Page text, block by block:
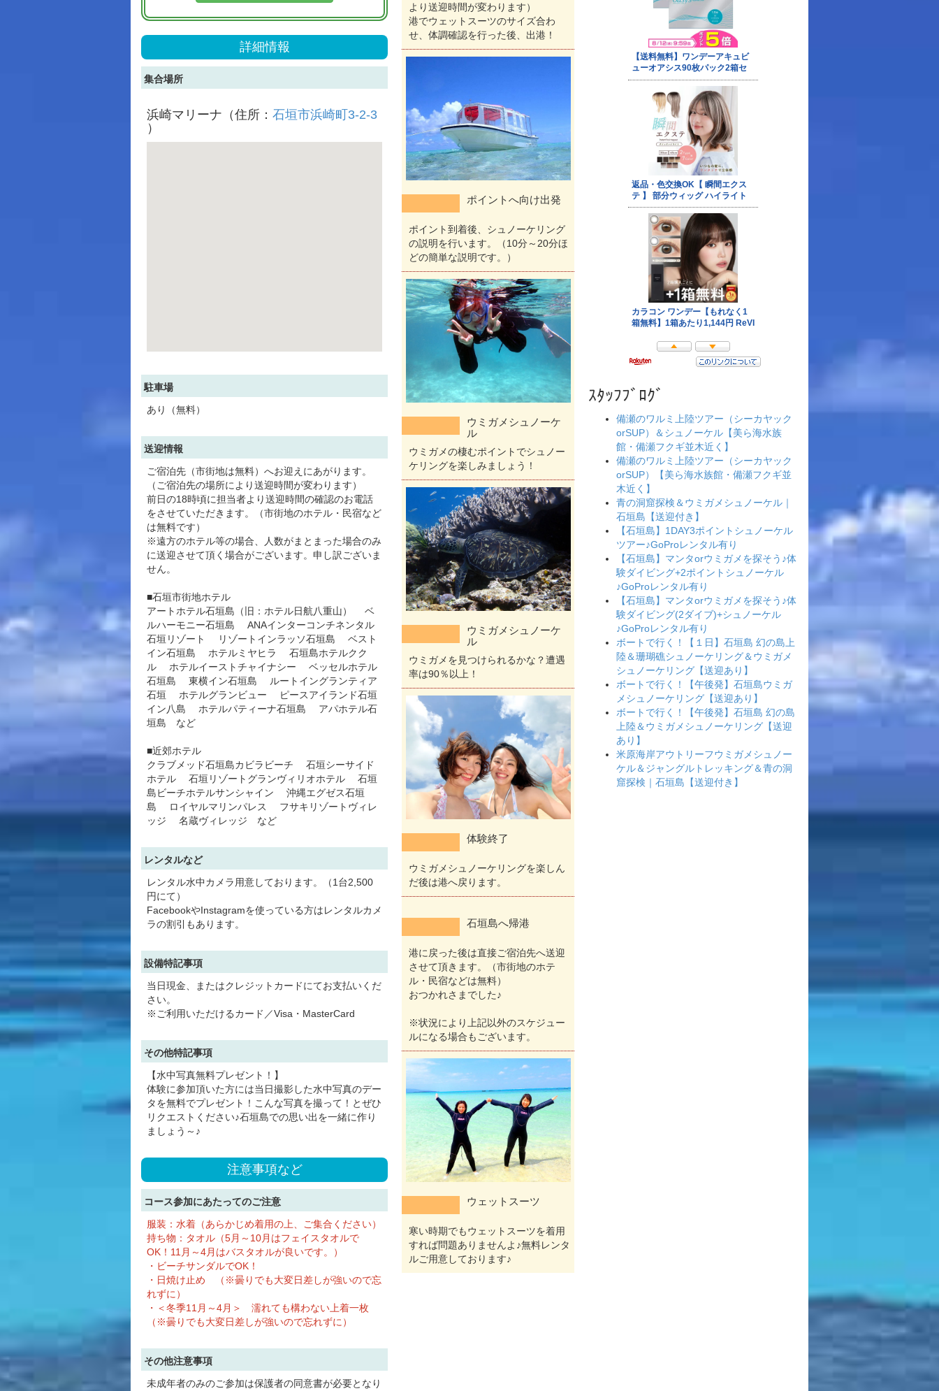
詳細情報
集合場所
浜崎マリーナ（住所： 石垣市浜崎町3-2-3
）
駐車場
あり（無料）
送迎情報
ご宿泊先（市街地は無料）へお迎えにあがります。
（ご宿泊先の場所により送迎時間が変わります）
前日の18時頃に担当者より送迎時間の確認のお電話
をさせていただきます。（市街地のホテル・民宿など
は無料です）
※遠方のホテル等の場合、人数がまとまった場合のみ
に送迎させて頂く場合がございます。申し訳ございま
せん。
■石垣市街地ホテル
アートホテル石垣島（旧：ホテル日航八重山） ベ
ルハーモニー石垣島 ANAインターコンチネンタル
石垣リゾート リゾートインラッソ石垣島 ベスト
イン石垣島 ホテルミヤヒラ 石垣島ホテルクク
ル ホテルイーストチャイナシー ベッセルホテル
石垣島 東横イン石垣島 ルートイングランティア
石垣 ホテルグランビュー ピースアイランド石垣
イン八島 ホテルパティーナ石垣島 アパホテル石
垣島 など
■近郊ホテル
クラブメッド石垣島カビラビーチ 石垣シーサイド
ホテル 石垣リゾートグランヴィリオホテル 石垣
島ビーチホテルサンシャイン 沖縄エグゼス石垣
島 ロイヤルマリンパレス フサキリゾートヴィレ
ッジ 名蔵ヴィレッジ など
レンタルなど
レンタル水中カメラ用意しております。（1台2,500
円にて）
FacebookやInstagramを使っている方はレンタルカメ
ラの割引もあります。
設備特記事項
当日現金、またはクレジットカードにてお支払いくだ
さい。
※ご利用いただけるカード／Visa・MasterCard
その他特記事項
【水中写真無料プレゼント！】
体験に参加頂いた方には当日撮影した水中写真のデー
タを無料でプレゼント！こんな写真を撮って！とぜひ
リクエストください♪石垣島での思い出を一緒に作り
ましょう～♪
注意事項など
コース参加にあたってのご注意
服装：水着（あらかじめ着用の上、ご集合ください）
持ち物：タオル（5月～10月はフェイスタオルで
OK！11月～4月はバスタオルが良いです。）
・ビーチサンダルでOK！
・日焼け止め （※曇りでも大変日差しが強いので忘
れずに）
・＜冬季11月～4月＞ 濡れても構わない上着一枚
（※曇りでも大変日差しが強いので忘れずに）
その他注意事項
未成年者のみのご参加は保護者の同意書が必要となり
より送迎時間が変わります）
港でウェットスーツのサイズ合わ
せ、体調確認を行った後、出港！
ポイントへ向け出発
ポイント到着後、シュノーケリング
の説明を行います。（10分～20分ほ
どの簡単な説明です。）
ウミガメシュノーケ
ル
ウミガメの棲むポイントでシュノー
ケリングを楽しみましょう！
ウミガメシュノーケ
ル
ウミガメを見つけられるかな？遭遇
率は90％以上！
体験終了
ウミガメシュノーケリングを楽しん
だ後は港へ戻ります。
石垣島へ帰港
港に戻った後は直接ご宿泊先へ送迎
させて頂きます。（市街地のホテ
ル・民宿などは無料）
おつかれさまでした♪
※状況により上記以外のスケジュー
ルになる場合もございます。
ウェットスーツ
寒い時期でもウェットスーツを着用
すれば問題ありませんよ♪無料レンタ
ルご用意しております♪
ｽﾀｯﾌﾌﾞﾛｸﾞ
備瀬のワルミ上陸ツアー（シーカヤック
orSUP）＆シュノーケル【美ら海水族
館・備瀬フクギ並木近く】
備瀬のワルミ上陸ツアー（シーカヤック
orSUP）【美ら海水族館・備瀬フクギ並
木近く】
青の洞窟探検＆ウミガメシュノーケル｜
石垣島【送迎付き】
【石垣島】1DAY3ポイントシュノーケル
ツアー♪GoProレンタル有り
【石垣島】マンタorウミガメを探そう♪体
験ダイビング+2ポイントシュノーケル
♪GoProレンタル有り
【石垣島】マンタorウミガメを探そう♪体
験ダイビング(2ダイブ)+シュノーケル
♪GoProレンタル有り
ボートで行く！【１日】石垣島 幻の島上
陸＆珊瑚礁シュノーケリング＆ウミガメ
シュノーケリング【送迎あり】
ボートで行く！【午後発】石垣島ウミガ
メシュノーケリング【送迎あり】
ボートで行く！【午後発】石垣島 幻の島
上陸＆ウミガメシュノーケリング【送迎
あり】
米原海岸アウトリーフウミガメシュノー
ケル＆ジャングルトレッキング＆青の洞
窟探検｜石垣島【送迎付き】